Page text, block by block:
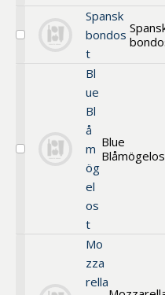
Chèvre
Välj
bondost
Spansk
bondos
t
Välj
Bl
ue
Bl
å
m
ög
el
os
t
Blue
Mo
zza
rella